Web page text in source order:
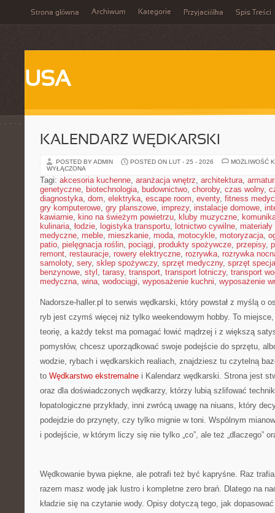
Strona główna Archiwum Kategorie Przyjaciółka Spis Treści
USA
KALENDARZ WĘDKARSKI
POSTED BY ADMIN POSTED ON LUT - 25 - 2026
MOŻLIWOŚĆ
WYŁĄCZONA
Tagi: akcesoria kuchenne, aranżacja wnętrz, architektura,
genetyczne, biotechnologia, budownictwo, choroby, czas wolny,
diagnostyka, dom, elektryka, escape room, eventy, fitness
gry komputerowe, gry planszowe, imprezy, instalacje domowe,
kawiarnie, kino na świeżym powietrzu, kluby muzyczne,
kulinaria, łodzie, logistyka transportu, lotnictwo cywilne,
medyczne, meble, mieszkanie, moda, motocykle, motoryzacja,
patio, pielęgnacja roślin, pociągi, produkty spożywcze, przepisy,
remont, restauracje, rowery elektryczne, rozrywka, rozrywka
samoloty, sery, sklep spożywczy, sprzęt medyczny, sprzęt
benzynowe, styl , tarasy, transport, transport lotniczy, transport
medyczna, wina, wodociągi, wyposażenie kuchni, wyposażenie
Nadorsze-haller.pl to serwis wędkarski, który powstał z myślą o
ryb jest czymś więcej niż tylko weekendowym hobby. To
teorię, a każdy tekst ma pomagać łowić mądrzej i z większą
pomysłów, chcesz uporządkować swoje podejście do sprzętu,
wodzie, rybach i wędkarskich realiach, znajdziesz tu czytelną
to Wędkarstwo ekstremalne i Kalendarz wędkarski. Strona jest
oraz dla doświadczonych wędkarzy, którzy lubią szlifować
łopatologiczne przykłady, inni zwrócą uwagę na niuans, który
podejdzie do przynęty, czy tylko mignie w toni. Wspólnym
i podejście, w którym liczy się nie tylko „co”, ale też „dlaczego”
Wędkowanie bywa piękne, ale potrafi też być kapryśne. Raz
razem masz wodę jak lustro i kompletne zero brań. Dlatego na
kładzie się na czytanie wody. Opisy dotyczą tego, jak